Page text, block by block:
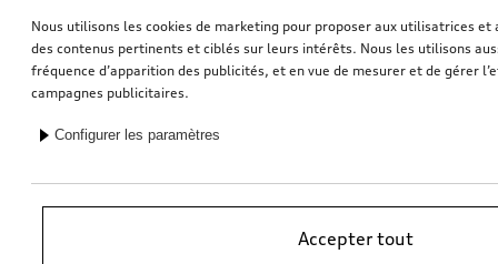
Import SA. TVA en vigueur incluse. Les prix affichés chez le partenaire
Nous utilisons les cookies de marketing pour proposer aux utilisatrices et
des contenus pertinents et ciblés sur leurs intérêts. Nous les utilisons
fréquence d’apparition des publicités, et en vue de mesurer et de gérer
campagnes publicitaires.
Configurer les paramètres
Accepter tout